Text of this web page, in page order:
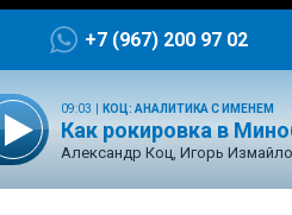
+7 (967) 200 97 02
09:03 КОЦ: АНАЛИТИКА С ИМЕНЕМ
Как рокировка в
Александр Коц, Игорь